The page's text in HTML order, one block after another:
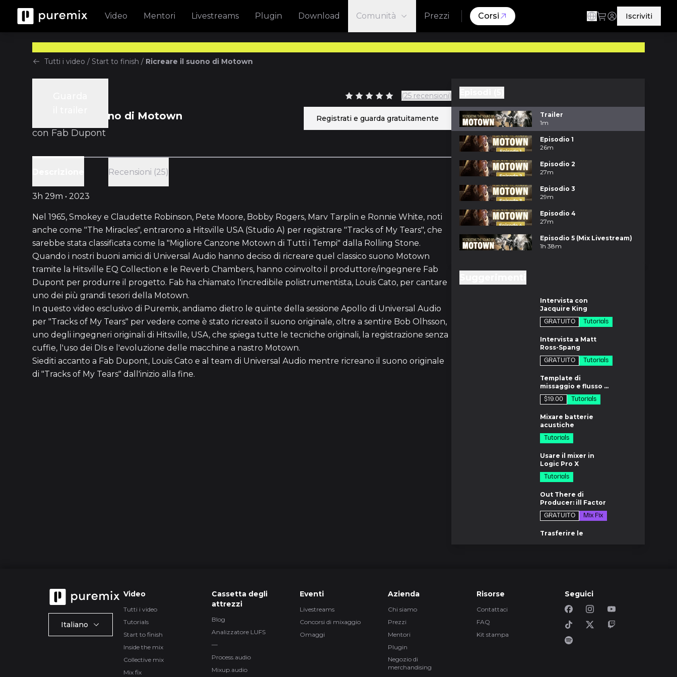
Video Mentori Livestreams Plugin Download Comunità Prezzi Corsi Iscriviti
Tutti i video / Start to finish / Ricreare il suono di Motown
Ricreare il suono di Motown
con Fab Dupont
(25 recensioni)
Registrati e guarda gratuitamente
Recensioni (25)
3h 29m • 2023
Nel 1965, Smokey e Claudette Robinson, Pete Moore, Bobby Rogers, Marv Tarplin e Ronnie White, noti
anche come "The Miracles", entrarono a Hitsville USA (Studio A) per registrare "Tracks of My Tears", che
sarebbe stata classificata come la "Migliore Canzone Motown di Tutti i Tempi" dalla Rolling Stone.
Quando i nostri buoni amici di Universal Audio hanno deciso di ricreare quel classico suono Motown
tramite la Hitsville EQ Collection e le Reverb Chambers, hanno coinvolto il produttore/ingegnere Fab
Dupont per produrre il progetto. Fab ha chiamato l'incredibile polistrumentista, Louis Cato, per cantare
uno dei più grandi tesori della Motown.
In questo video esclusivo di Puremix, andiamo dietro le quinte della sessione Apollo di Universal Audio
per "Tracks of My Tears" per vedere come è stato ricreato il suono originale, oltre a sentire Bob Olhsson,
uno degli ingegneri originali di Hitsville, USA, che spiega tutte le tecniche originali, la registrazione senza
cuffie, l'uso dei DIs e l'evoluzione delle macchine a nastro Motown.
Siediti accanto a Fab Dupont, Louis Cato e al team di Universal Audio mentre ricreano il suono originale
di "Tracks of My Tears" dall'inizio alla fine.
Trailer
1m
Episodio 1
26m
Episodio 2
27m
Episodio 3
29m
Episodio 4
27m
Episodio 5 (Mix Livestream)
1h 38m
Intervista con
Jacquire King
GRATUITO
Tutorials
Intervista a Matt
Ross-Spang
GRATUITO
Tutorials
Template di
missaggio e flusso di
lavoro di John
Paterno
$19.00
Tutorials
Mixare batterie
acustiche
Tutorials
Usare il mixer in
Logic Pro X
Tutorials
Out There di
Producer: ill Factor
GRATUITO
Mix Fix
Trasferire le
Southern Grooves
GRATUITO
Tutorials
Effetti speciali e
Italiano
Video
Tutti i video
Tutorials
Start to finish
Inside the mix
Collective mix
Mix fix
Cassetta degli
attrezzi
Blog
Analizzatore LUFS
—
Process.audio
Mixup.audio
Eventi
Livestreams
Concorsi di mixaggio
Omaggi
Azienda
Chi siamo
Prezzi
Mentori
Plugin
Negozio di
merchandising
Risorse
Contattaci
FAQ
Kit stampa
Seguici